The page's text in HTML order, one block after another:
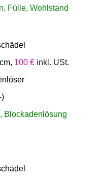
Fülle, Wohlstand
100 € inkl. USt.
Blockadenlösung